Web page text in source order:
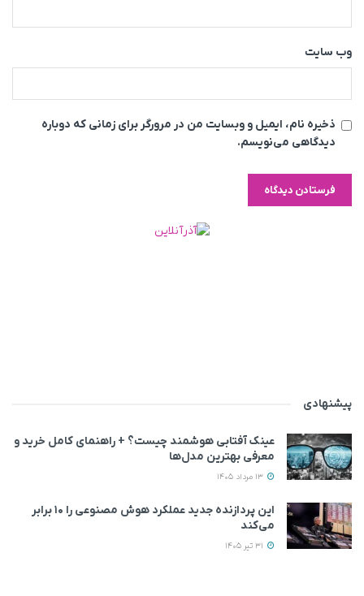
وب‌ سایت
ذخیره نام، ایمیل و وبسایت من در مرورگر برای زمانی که دوباره
دیدگاهی می‌نویسم.
پیشنهادی
عینک آفتابی هوشمند چیست؟ + راهنمای کامل خرید و
معرفی بهترین مدل‌ها
این پردازنده جدید عملکرد هوش مصنوعی را ۱۰ برابر
می‌کند